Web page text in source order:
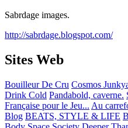
Sabrdage images.
http://sabrdage.blogspot.com/
Sites Web
Bouilleur De Cru Cosmos
Drink Cold Pandabold, caverne.
Française pour le Jeu... Au
Blog BEATS, STYLE & LIFE